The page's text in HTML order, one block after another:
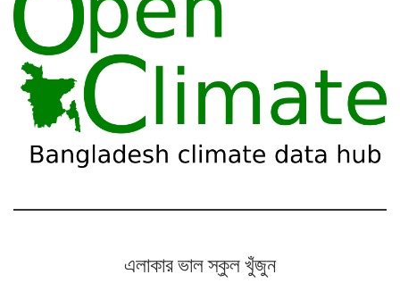
এলাকার ভাল স্কুল খুঁজুন